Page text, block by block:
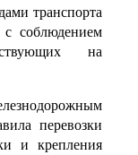
транспорта
соблюдением
на
перевозки
и крепления